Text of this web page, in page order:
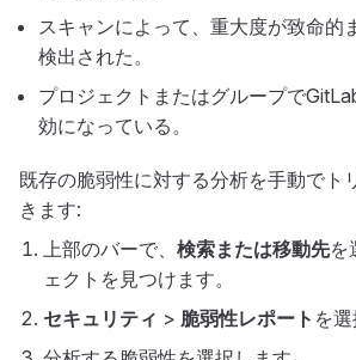
スキャンによって、重大度が致命的
検出された。
プロジェクトまたはグループで
効になっている。
既存の脆弱性に対する分析を手動でト
きます:
上部のバーで、 検索または移動先を
ェクトを見つけます。
セキュリティ > 脆弱性レポート を選